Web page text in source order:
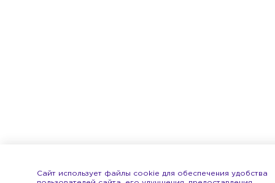
Сайт использует файлы cookie для обеспечения удобства